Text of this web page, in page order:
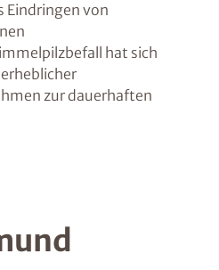
Eindringen von
hat sich
zur dauerhaften